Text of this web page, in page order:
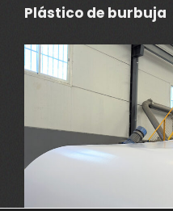
Plástico de burbuja